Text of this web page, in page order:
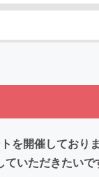
を開催しており
いただきたいで